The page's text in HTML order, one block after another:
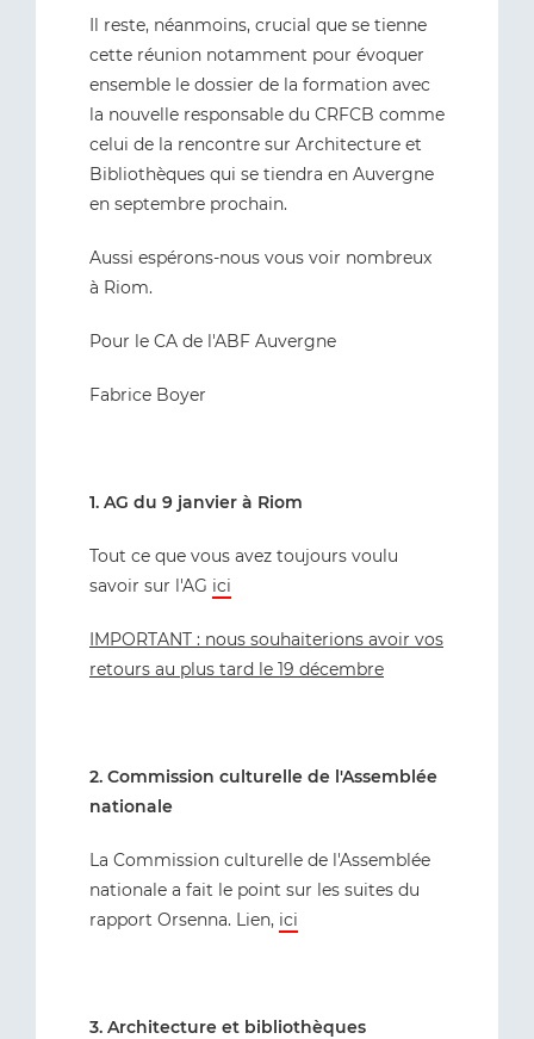
Il reste, néanmoins, crucial que se tienne
cette réunion notamment pour évoquer
ensemble le dossier de la formation avec
la nouvelle responsable du CRFCB comme
celui de la rencontre sur Architecture et
Bibliothèques qui se tiendra en Auvergne
en septembre prochain.
Aussi espérons-nous vous voir nombreux
à Riom.
Pour le CA de l'ABF Auvergne
Fabrice Boyer
1. AG du 9 janvier à Riom
Tout ce que vous avez toujours voulu
savoir sur l'AG ici
IMPORTANT : nous souhaiterions avoir vos
retours au plus tard le 19 décembre
2. Commission culturelle de l'Assemblée
nationale
La Commission culturelle de l'Assemblée
nationale a fait le point sur les suites du
rapport Orsenna. Lien, ici
3. Architecture et bibliothèques